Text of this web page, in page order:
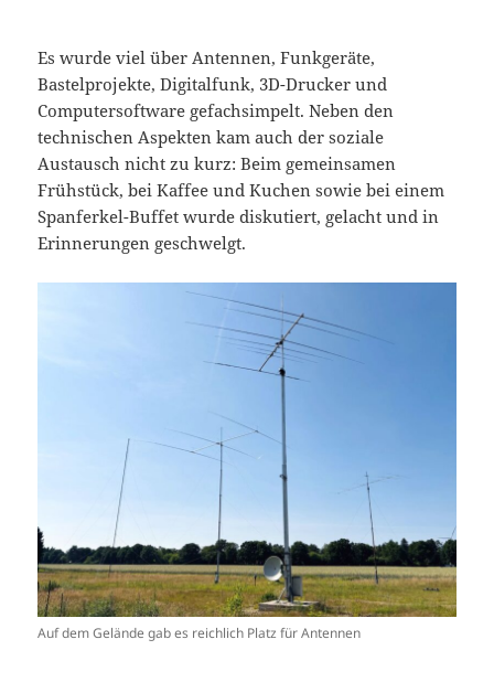
Es wurde viel über Antennen, Funkgeräte,
Bastelprojekte, Digitalfunk, 3D-Drucker und
Computersoftware gefachsimpelt. Neben den
technischen Aspekten kam auch der soziale
Austausch nicht zu kurz: Beim gemeinsamen
Frühstück, bei Kaffee und Kuchen sowie bei einem
Spanferkel-Buffet wurde diskutiert, gelacht und in
Erinnerungen geschwelgt.
Auf dem Gelände gab es reichlich Platz für Antennen